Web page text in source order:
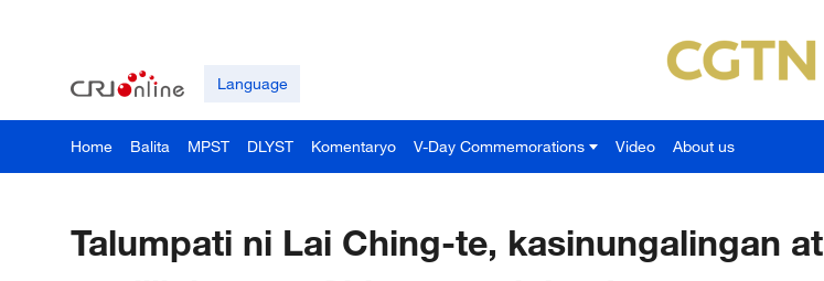
Language
Home Balita MPST DLYST Komentaryo V-Day Commemorations Video About us
Talumpati ni Lai Ching-te, kasinungalingan at